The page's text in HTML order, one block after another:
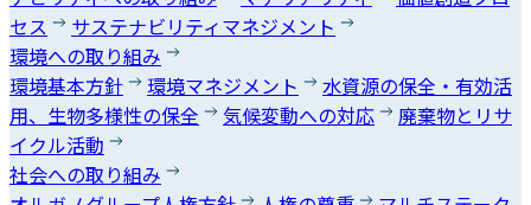
セス
サステナビリティマネジメント
環境への取り組み
環境基本方針
環境マネジメント
水資源の保全・有効活
用、生物多様性の保全
気候変動への対応
廃棄物とリサ
イクル活動
社会への取り組み